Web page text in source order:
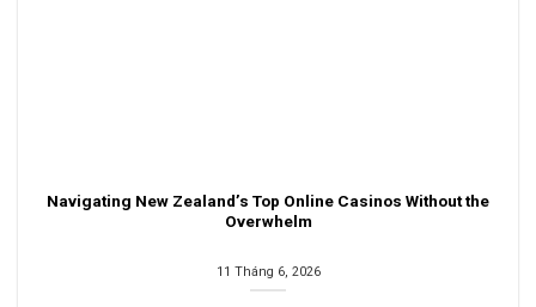
Navigating New Zealand’s Top Online Casinos Without the
Overwhelm
11 Tháng 6, 2026